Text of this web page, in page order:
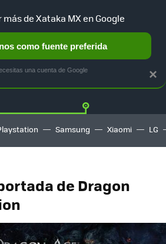
Twitter
Samsung Xiaomi LG
de Dragon
×
más de Xataka MX en Google
como fuente preferida
una cuenta de Google